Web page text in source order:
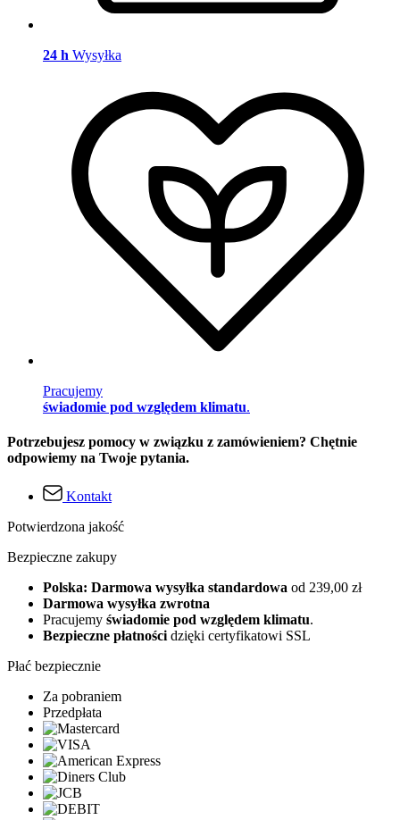
24 h Wysyłka
Pracujemy
świadomie pod względem klimatu.
Potrzebujesz pomocy w związku z zamówieniem? Chętnie
odpowiemy na Twoje pytania.
Kontakt
Potwierdzona jakość
Bezpieczne zakupy
Polska: Darmowa wysyłka standardowa od 239,00 zł
Darmowa wysyłka zwrotna
Pracujemy świadomie pod względem klimatu.
Bezpieczne płatności dzięki certyfikatowi SSL
Płać bezpiecznie
Za pobraniem
Przedpłata